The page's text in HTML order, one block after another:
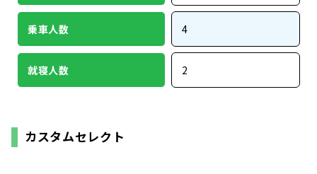
乗車人数 4
就寝人数 2
カスタムセレクト